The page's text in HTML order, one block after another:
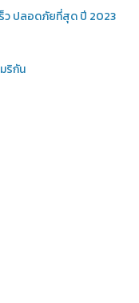
ร็ว ปลอดภัยที่สุด ปี 2023
ริกัน